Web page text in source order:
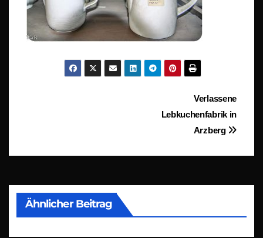
BeitragsnavigationVerlassene
Lebkuchenfabrik in
Arzberg
Ähnlicher Beitrag